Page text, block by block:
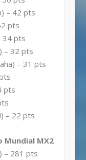
– 42 pts
pts
34 pts
– 32 pts
– 31 pts
pts
– 22 pts
Mundial MX2
– 281 pts